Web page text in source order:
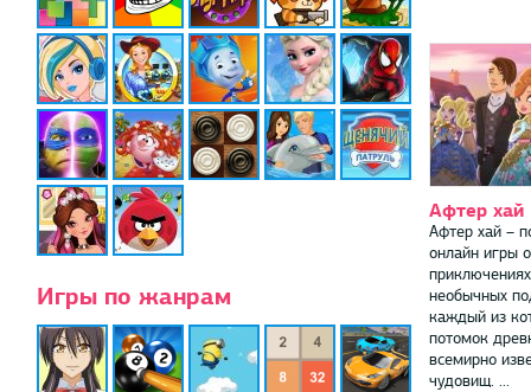
Игры по жанрам
Афтер хай
Афтер хай –
онлайн игры о
необычных
каждый из
потомок
всемирно
чудовищ. ...